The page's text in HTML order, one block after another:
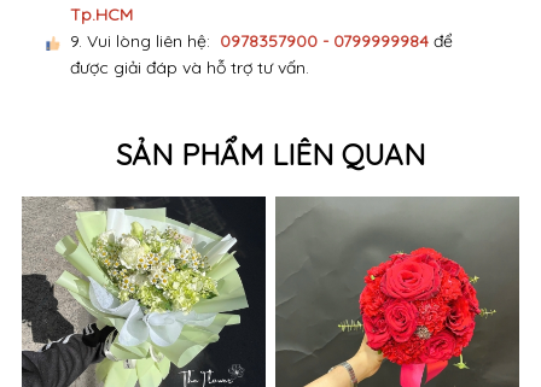
Tp.HCM
9. Vui lòng liên hệ: 0978357900 - 0799999984 để
được giải đáp và hỗ trợ tư vấn.
SẢN PHẨM LIÊN QUAN